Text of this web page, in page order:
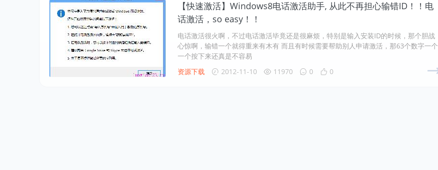
【快速激活】Windows8电话激活助手, 从此不再担心输错ID！！电
话激活，so easy！！
电话激活很火啊，不过电话激活毕竟还是很麻烦，特别是输入安装ID的时候，那个胆战
心惊啊，输错一个就得重来有木有 而且有时候需要帮助别人申请激活，那63个数字一个
一个按下来还真是不容易
资源下载
2012-11-10 11970 0 0